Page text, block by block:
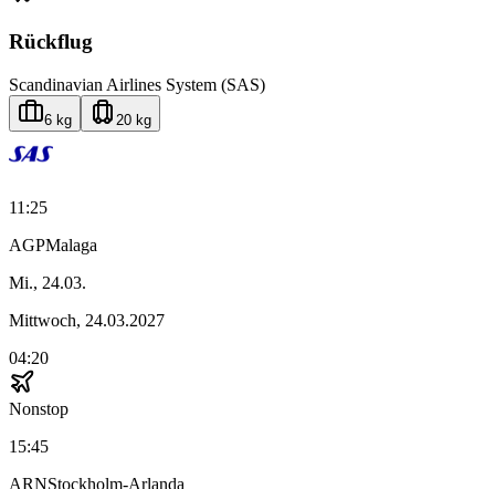
Rückflug
Scandinavian Airlines System (SAS)
6 kg 20 kg
11:25
AGPMalaga
Mi., 24.03.
Mittwoch, 24.03.2027
04:20
Nonstop
15:45
ARNStockholm-Arlanda